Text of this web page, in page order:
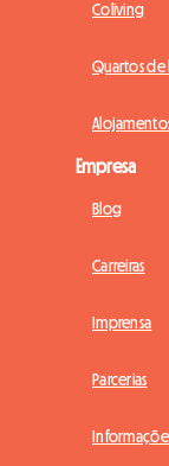
Coliving
Quartos de
Empresa
Blog
Carreiras
Imprensa
Parcerias